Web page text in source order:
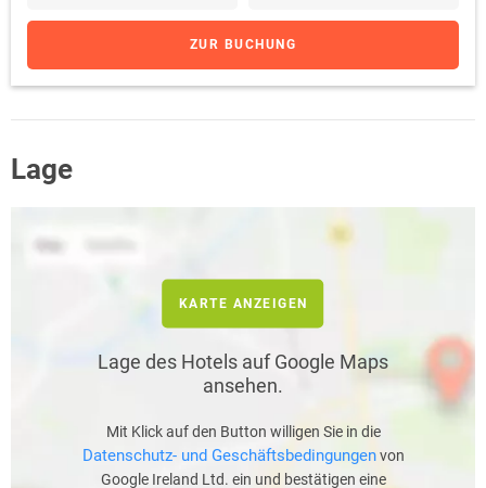
ZUR BUCHUNG
Lage
KARTE ANZEIGEN
Lage des Hotels auf Google Maps
ansehen.
Mit Klick auf den Button willigen Sie in die
Datenschutz- und Geschäftsbedingungenvon
Google Ireland Ltd. ein und bestätigen eine